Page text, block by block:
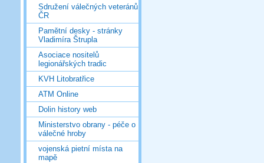
Sdružení válečných veteránů
ČR
Pamětní desky - stránky
Vladimíra Štrupla
Asociace nositelů
legionářských tradic
KVH Litobratřice
ATM Online
Dolin history web
Ministerstvo obrany - péče o
válečné hroby
vojenská pietní místa na
mapě